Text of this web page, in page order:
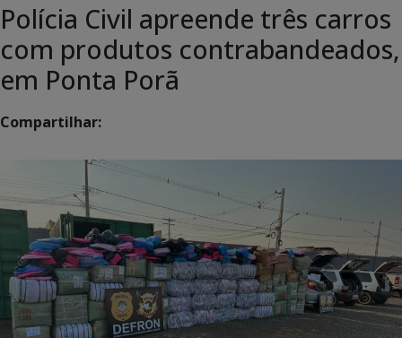
Polícia Civil apreende três carros
com produtos contrabandeados,
em Ponta Porã
Compartilhar: